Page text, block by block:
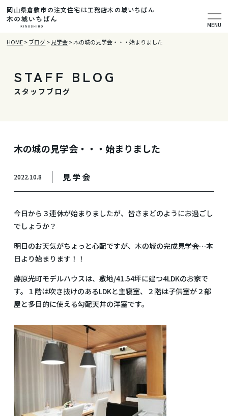
岡山県倉敷市の注文住宅は工務店木の城いちばん
MENU
HOME>ブログ> 見学会>木の城の見学会・・・始まりました
STAFF BLOG
スタッフブログ
木の城の見学会・・・始まりました
2022.10.8 見学会
今日から３連休が始まりましたが、皆さまどのようにお過ごし
でしょうか？
明日のお天気がちょっと心配ですが、木の城の完成見学会…本
日より始まります！！
藤原光町モデルハウスは、敷地/41.54坪に建つ4LDKのお家で
す。１階は吹き抜けのあるLDKと主寝室、２階は子供室が２部
屋と多目的に使える勾配天井の洋室です。